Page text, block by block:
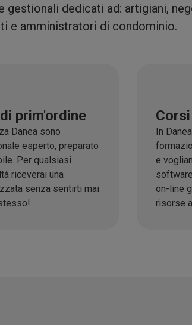
gestionali dedicati ad: artigiani,
e amministratori di condominio.
prim'ordine
Danea sono
esperto, preparato
Per qualsiasi
riceverai una
senza sentirti mai
In
e
on-line
risorse